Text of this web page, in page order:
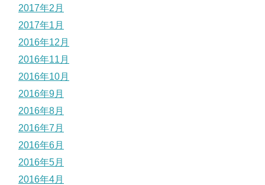
2017年2月
2017年1月
2016年12月
2016年11月
2016年10月
2016年9月
2016年8月
2016年7月
2016年6月
2016年5月
2016年4月